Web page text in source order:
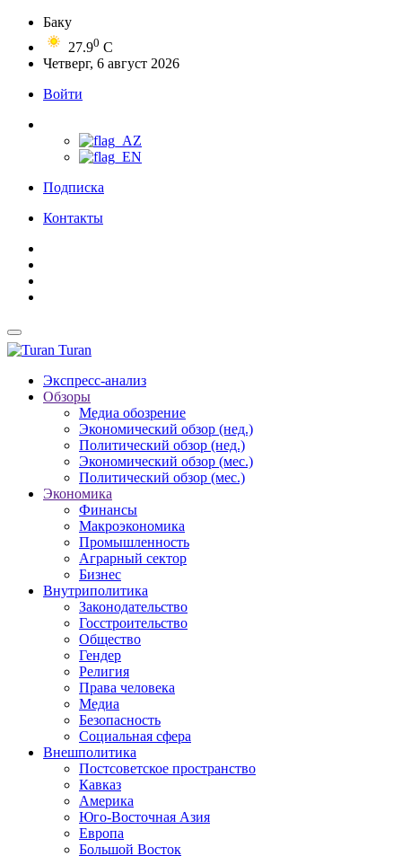
Баку
27.90 C
Четверг, 6 август 2026
Войти
Подписка
Контакты
Turan
Экспресс-анализ
Обзоры
Медиа обозрение
Экономический обзор (нед.)
Политический обзор (нед.)
Экономический обзор (мес.)
Политический обзор (мес.)
Экономика
Финансы
Макроэкономика
Промышленность
Аграрный сектор
Бизнес
Внутриполитика
Законодательство
Госстроительство
Общество
Гендер
Религия
Права человека
Медиа
Безопасность
Социальная сфера
Внешполитика
Постсоветское пространство
Кавказ
Америка
Юго-Восточная Азия
Европа
Большой Восток